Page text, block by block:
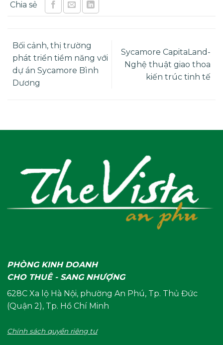
Bối cảnh, thị trường
phát triển tiềm năng với
dự án Sycamore Bình
Dương
Sycamore CapitaLand-
Nghệ thuật giao thoa
kiến trúc tinh tế
PHÒNG KINH DOANH
CHO THUÊ - SANG NHƯỢNG
628C Xa lộ Hà Nội, phường An Phú, Tp. Thủ Đức
(Quận 2), Tp. Hồ Chí Minh
Chính sách quyền riêng tư